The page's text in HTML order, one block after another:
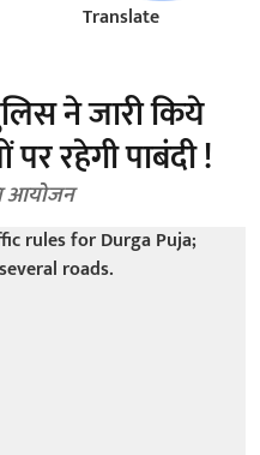
Translate
ने जारी किये
पर रहेगी पाबंदी !
आयोजन